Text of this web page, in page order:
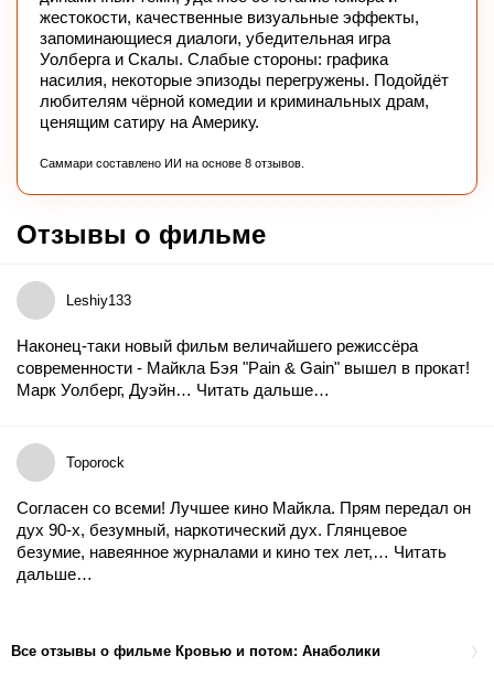
жестокости, качественные визуальные эффекты,
запоминающиеся диалоги, убедительная игра
Уолберга и Скалы. Слабые стороны: графика
насилия, некоторые эпизоды перегружены. Подойдёт
любителям чёрной комедии и криминальных драм,
ценящим сатиру на Америку.
Саммари составлено ИИ на основе 8 отзывов.
Отзывы о фильме
Leshiy133
Наконец-таки новый фильм величайшего режиссёра
современности - Майкла Бэя "Pain & Gain" вышел в прокат!
Марк Уолберг, Дуэйн… Читать дальше…
Toporock
Согласен со всеми! Лучшее кино Майкла. Прям передал он
дух 90-х, безумный, наркотический дух. Глянцевое
безумие, навеянное журналами и кино тех лет,… Читать
дальше…
Все отзывы о фильме Кровью и потом: Анаболики